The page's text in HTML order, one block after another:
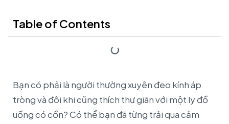
Table of Contents
Bạn có phải là người thường xuyên đeo kính áp
tròng và đôi khi cũng thích thư giãn với một ly đồ
uống có cồn? Có thể bạn đã từng trải qua cảm